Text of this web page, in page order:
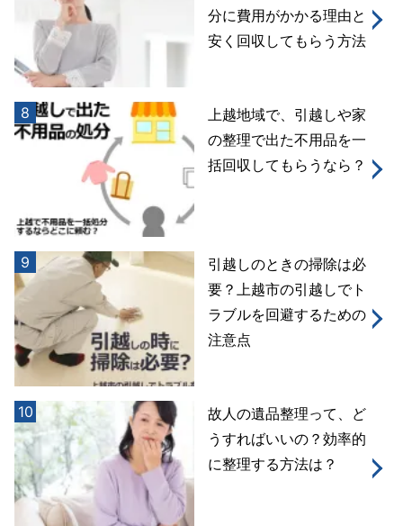
分に費用がかかる理由と
安く回収してもらう方法
8
上越地域で、引越しや家
の整理で出た不用品を一
括回収してもらうなら？
9
引越しのときの掃除は必
要？上越市の引越しでト
ラブルを回避するための
注意点
10
故人の遺品整理って、ど
うすればいいの？効率的
に整理する方法は？